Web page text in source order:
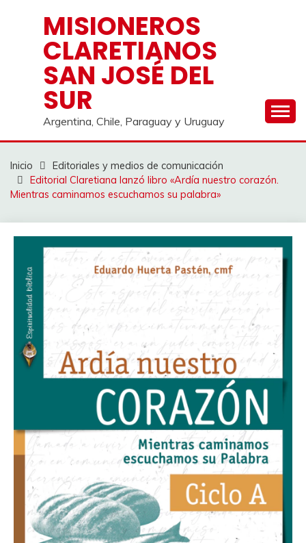
contenidoMISIONEROS
CLARETIANOS
SAN JOSÉ DEL
SUR
Argentina, Chile, Paraguay y Uruguay
Inicio
Editoriales y medios de comunicación
Editorial Claretiana lanzó libro «Ardía nuestro corazón.
Mientras caminamos escuchamos su palabra»